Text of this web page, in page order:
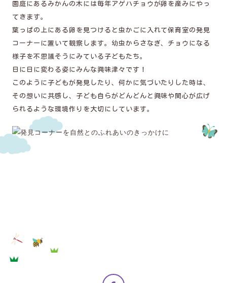
園庭にあるみかんの木には毎年アゲハチョウが卵を産みにやっ
てきます。
葉っぱの上にある卵を見つけると虫かごに入れて保育室の発見
コーナーに置いて観察します。幼虫からさなぎ、チョウになる
様子を不思議そうにみている子どもたち。
日に日に変わる姿にみんな興味津々です！
このように子どもが発見したり、何かに気づいたりした時は、
その想いに共感し、子ども自らがどんどんと興味や関心が広げ
られるような環境作りを大切にしています。